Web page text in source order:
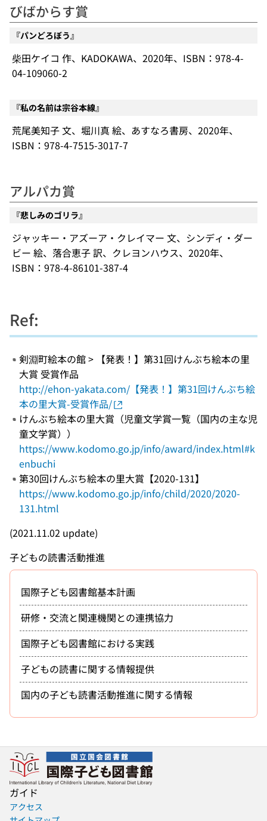
びばからす賞
『パンどろぼう』
柴田ケイコ 作、KADOKAWA、2020年、ISBN：978-4-
04-109060-2
『私の名前は宗谷本線』
荒尾美知子 文、堀川真 絵、あすなろ書房、2020年、
ISBN：978-4-7515-3017-7
アルパカ賞
『悲しみのゴリラ』
ジャッキー・アズーア・クレイマー 文、シンディ・ダー
ビー 絵、落合恵子 訳、クレヨンハウス、2020年、
ISBN：978-4-86101-387-4
Ref:
剣淵町絵本の館 > 【発表！】第31回けんぶち絵本の里
大賞 受賞作品
http://ehon-yakata.com/【発表！】第31回けんぶち絵
本の里大賞-受賞作品/
けんぶち絵本の里大賞（児童文学賞一覧（国内の主な児
童文学賞））
https://www.kodomo.go.jp/info/award/index.html#k
enbuchi
第30回けんぶち絵本の里大賞【2020-131】
https://www.kodomo.go.jp/info/child/2020/2020-
131.html
(2021.11.02 update)
子どもの読書活動推進
国際子ども図書館基本計画
研修・交流と関連機関との連携協力
国際子ども図書館における実践
子どもの読書に関する情報提供
国内の子ども読書活動推進に関する情報
ガイド
アクセス